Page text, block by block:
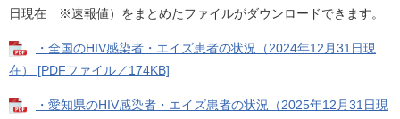
日現在 ※速報値）をまとめたファイルがダウンロードできます。
・全国のHIV感染者・エイズ患者の状況（2024年12月31日現
在） [PDFファイル／174KB]
・愛知県のHIV感染者・エイズ患者の状況（2025年12月31日現